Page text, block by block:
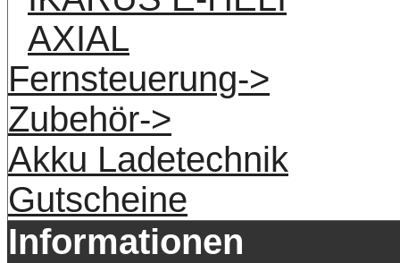
AXIAL
Fernsteuerung->
Zubehör->
Akku Ladetechnik
Gutscheine
Informationen